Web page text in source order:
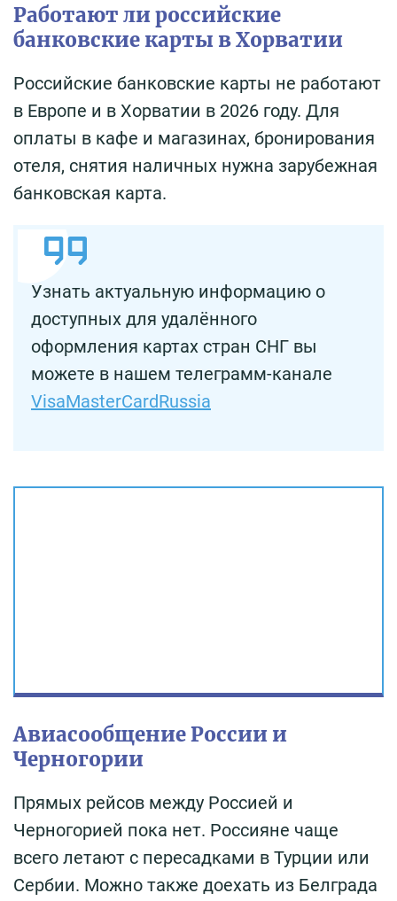
Работают ли российские
банковские карты в Хорватии
Российские банковские карты не работают
в Европе и в Хорватии в 2026 году. Для
оплаты в кафе и магазинах, бронирования
отеля, снятия наличных нужна зарубежная
банковская карта.
Узнать актуальную информацию о
доступных для удалённого
оформления картах стран СНГ вы
можете в нашем телеграмм-канале
VisaMasterCardRussia
Авиасообщение России и
Черногории
Прямых рейсов между Россией и
Черногорией пока нет. Россияне чаще
всего летают с пересадками в Турции или
Сербии. Можно также доехать из Белграда